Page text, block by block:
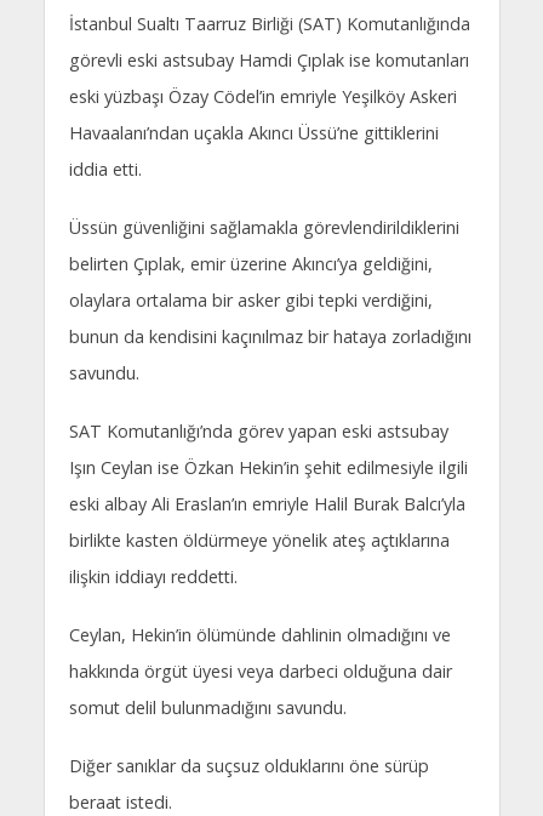
İstanbul Sualtı Taarruz Birliği (SAT) Komutanlığında
görevli eski astsubay Hamdi Çıplak ise komutanları
eski yüzbaşı Özay Cödel’in emriyle Yeşilköy Askeri
Havaalanı’ndan uçakla Akıncı Üssü’ne gittiklerini
iddia etti.
Üssün güvenliğini sağlamakla görevlendirildiklerini
belirten Çıplak, emir üzerine Akıncı’ya geldiğini,
olaylara ortalama bir asker gibi tepki verdiğini,
bunun da kendisini kaçınılmaz bir hataya zorladığını
savundu.
SAT Komutanlığı’nda görev yapan eski astsubay
Işın Ceylan ise Özkan Hekin’in şehit edilmesiyle ilgili
eski albay Ali Eraslan’ın emriyle Halil Burak Balcı’yla
birlikte kasten öldürmeye yönelik ateş açtıklarına
ilişkin iddiayı reddetti.
Ceylan, Hekin’in ölümünde dahlinin olmadığını ve
hakkında örgüt üyesi veya darbeci olduğuna dair
somut delil bulunmadığını savundu.
Diğer sanıklar da suçsuz olduklarını öne sürüp
beraat istedi.